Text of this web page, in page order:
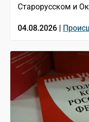
Старорусском и
04.08.2026 |